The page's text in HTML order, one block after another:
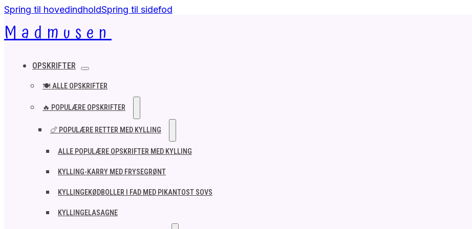
Spring til hovedindholdSpring til sidefod
Madmusen
OPSKRIFTER
🍽️ ALLE OPSKRIFTER
🔥 POPULÆRE OPSKRIFTER
🍗 POPULÆRE RETTER MED KYLLING
ALLE POPULÆRE OPSKRIFTER MED KYLLING
KYLLING-KARRY MED FRYSEGRØNT
KYLLINGEKØDBOLLER I FAD MED PIKANTOST SOVS
KYLLINGELASAGNE